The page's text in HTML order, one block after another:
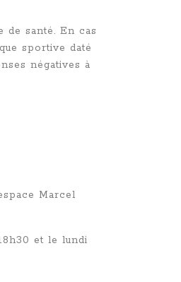
de santé. En cas
sportive daté
négatives à
Marcel
et le lundi